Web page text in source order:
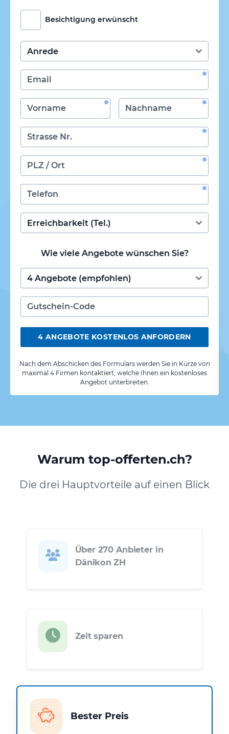
Besichtigung erwünscht
Wie viele Angebote wünschen Sie?
4 ANGEBOTE KOSTENLOS ANFORDERN
Nach dem Abschicken des Formulars werden Sie in Kürze von
maximal 4 Firmen kontaktiert, welche Ihnen ein kostenloses
Angebot unterbreiten.
Warum top-offerten.ch?
Die drei Hauptvorteile auf einen Blick
Über 270 Anbieter in
Dänikon ZH
Zeit sparen
Bester Preis